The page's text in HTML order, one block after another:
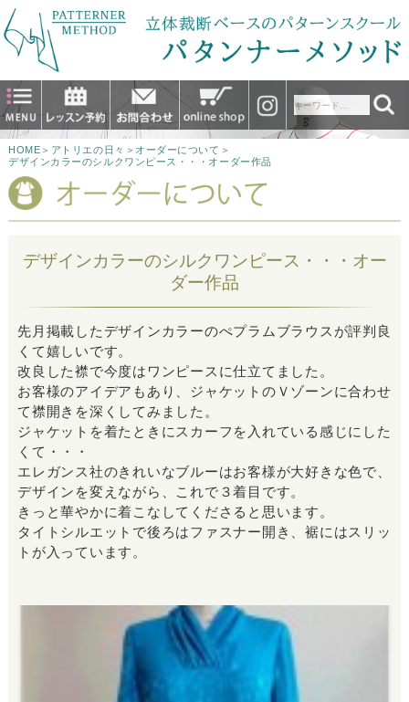
HOME ＞ アトリエの日々 ＞ オーダーについて ＞
デザインカラーのシルクワンピース・・・オーダー作品
デザインカラーのシルクワンピース・・・オー
ダー作品
先月掲載したデザインカラーのぺプラムブラウスが評判良
くて嬉しいです。
改良した襟で今度はワンピースに仕立てました。
お客様のアイデアもあり、ジャケットのＶゾーンに合わせ
て襟開きを深くしてみました。
ジャケットを着たときにスカーフを入れている感じにした
くて・・・
エレガンス社のきれいなブルーはお客様が大好きな色で、
デザインを変えながら、これで３着目です。
きっと華やかに着こなしてくださると思います。
タイトシルエットで後ろはファスナー開き、裾にはスリッ
トが入っています。